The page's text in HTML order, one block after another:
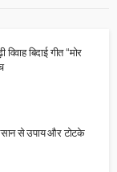
बिदाई गीत “मोर
से उपाय और टोटके